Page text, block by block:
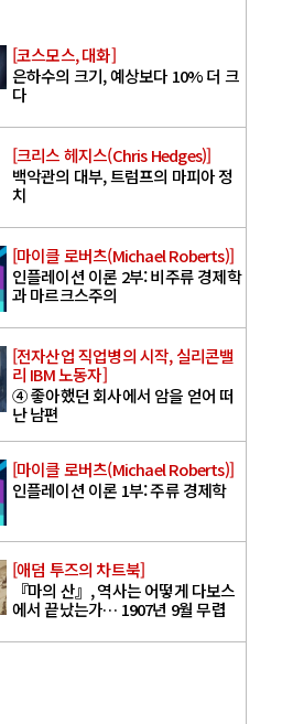
[코스모스, 대화]
은하수의 크기, 예상보다 10% 더 크
다
[크리스 헤지스(Chris Hedges)]
백악관의 대부, 트럼프의 마피아 정
치
[마이클 로버츠(Michael Roberts)]
인플레이션 이론 2부: 비주류 경제학
과 마르크스주의
[전자산업 직업병의 시작, 실리콘밸
리 IBM 노동자]
④ 좋아했던 회사에서 암을 얻어 떠
난 남편
[마이클 로버츠(Michael Roberts)]
인플레이션 이론 1부: 주류 경제학
[애덤 투즈의 차트북]
『마의 산』, 역사는 어떻게 다보스
에서 끝났는가… 1907년 9월 무렵